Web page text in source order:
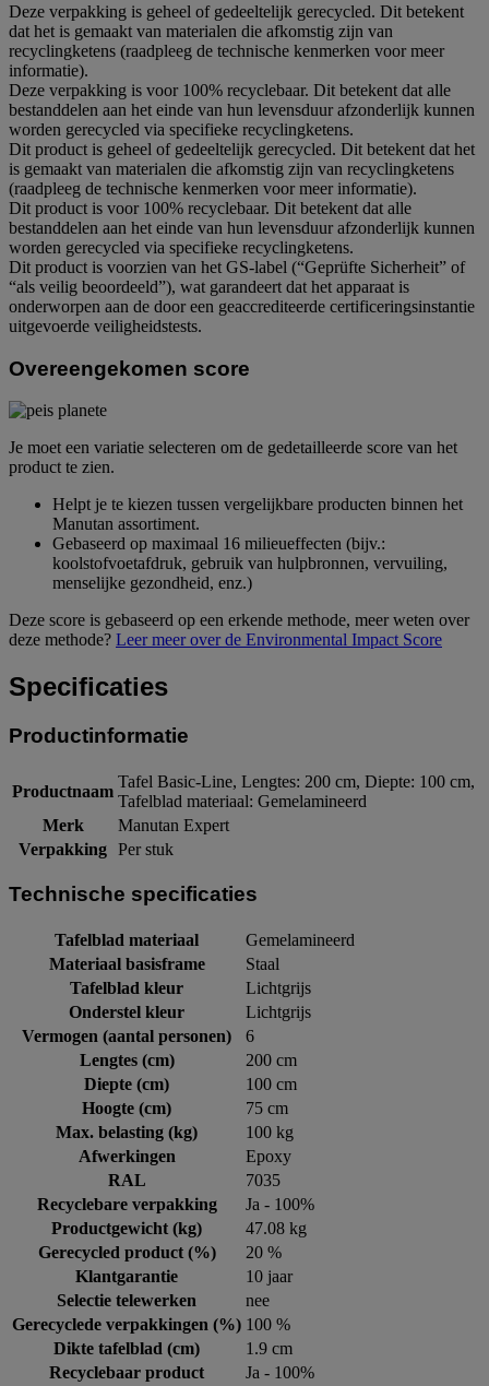
Deze verpakking is geheel of gedeeltelijk gerecycled. Dit betekent
dat het is gemaakt van materialen die afkomstig zijn van
recyclingketens (raadpleeg de technische kenmerken voor meer
informatie).
Deze verpakking is voor 100% recyclebaar. Dit betekent dat alle
bestanddelen aan het einde van hun levensduur afzonderlijk kunnen
worden gerecycled via specifieke recyclingketens.
Dit product is geheel of gedeeltelijk gerecycled. Dit betekent dat het
is gemaakt van materialen die afkomstig zijn van recyclingketens
(raadpleeg de technische kenmerken voor meer informatie).
Dit product is voor 100% recyclebaar. Dit betekent dat alle
bestanddelen aan het einde van hun levensduur afzonderlijk kunnen
worden gerecycled via specifieke recyclingketens.
Dit product is voorzien van het GS-label (“Geprüfte Sicherheit” of
“als veilig beoordeeld”), wat garandeert dat het apparaat is
onderworpen aan de door een geaccrediteerde certificeringsinstantie
uitgevoerde veiligheidstests.
Overeengekomen score
Je moet een variatie selecteren om de gedetailleerde score van het
product te zien.
Helpt je te kiezen tussen vergelijkbare producten binnen het
Manutan assortiment.
Gebaseerd op maximaal 16 milieueffecten (bijv.:
koolstofvoetafdruk, gebruik van hulpbronnen, vervuiling,
menselijke gezondheid, enz.)
Deze score is gebaseerd op een erkende methode, meer weten over
deze methode? Leer meer over de Environmental Impact Score
Specificaties
Productinformatie
Productnaam
Tafel Basic-Line, Lengtes: 200 cm, Diepte: 100 cm,
Tafelblad materiaal: Gemelamineerd
Merk
Manutan Expert
Verpakking Per stuk
Technische specificaties
Tafelblad materiaal
Gemelamineerd
Materiaal basisframe
Staal
Tafelblad kleur
Lichtgrijs
Onderstel kleur
Lichtgrijs
Vermogen (aantal personen)
6
Lengtes (cm)
200 cm
Diepte (cm)
100 cm
Hoogte (cm)
75 cm
Max. belasting (kg)
100 kg
Afwerkingen
Epoxy
RAL
7035
Recyclebare verpakking
Ja - 100%
Productgewicht (kg)
47.08 kg
Gerecycled product (%)
20 %
Klantgarantie
10 jaar
Selectie telewerken
nee
Gerecyclede verpakkingen (%) 100 %
Dikte tafelblad (cm)
1.9 cm
Recyclebaar product
Ja - 100%